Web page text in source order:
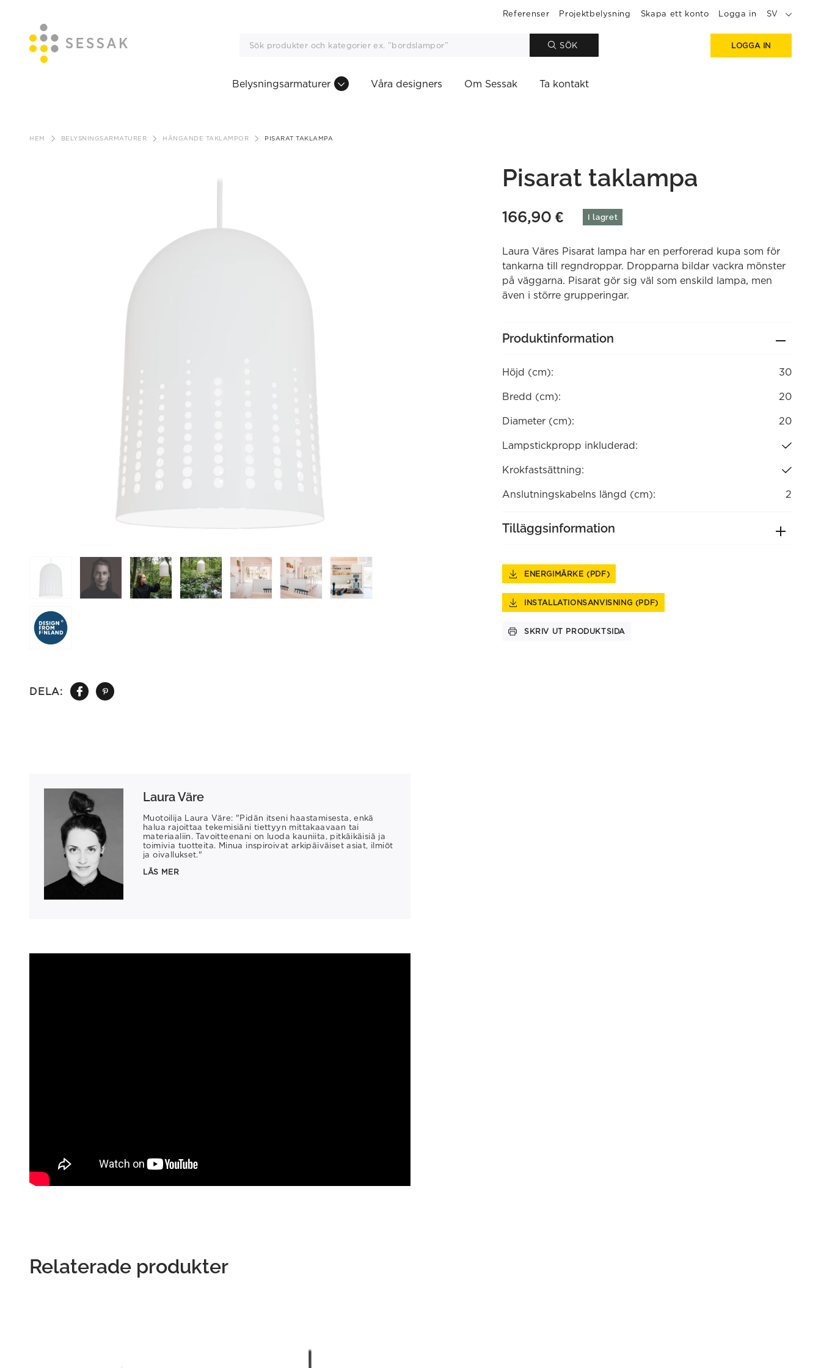
Referenser Projektbelysning Skapa ett konto Logga in SV
SÖK LOGGA IN
Belysningsarmaturer Våra designers Om Sessak Ta kontakt
HEM BELYSNINGSARMATURER HÄNGANDE TAKLAMPOR PISARAT TAKLAMPA
DELA:
Laura Väre
Muotoilija Laura Väre: "Pidän itseni haastamisesta, enkä
halua rajoittaa tekemisiäni tiettyyn mittakaavaan tai
materiaaliin. Tavoitteenani on luoda kauniita, pitkäikäisiä ja
toimivia tuotteita. Minua inspiroivat arkipäiväiset asiat, ilmiöt
ja oivallukset."
LÄS MER
Pisarat taklampa
166,90 € I lagret
Laura Väres Pisarat lampa har en perforerad kupa som för
tankarna till regndroppar. Dropparna bildar vackra mönster
på väggarna. Pisarat gör sig väl som enskild lampa, men
även i större grupperingar.
Produktinformation
Höjd (cm): 30
Bredd (cm): 20
Diameter (cm): 20
Lampstickpropp inkluderad:
Krokfastsättning:
Anslutningskabelns längd (cm): 2
Tilläggsinformation
ENERGIMÄRKE (PDF)
INSTALLATIONSANVISNING (PDF)
SKRIV UT PRODUKTSIDA
Relaterade produkter